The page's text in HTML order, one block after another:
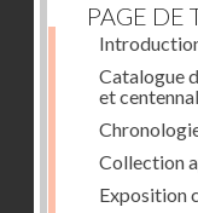
PAGE DE
Catalogue
et
Collection
Exposition